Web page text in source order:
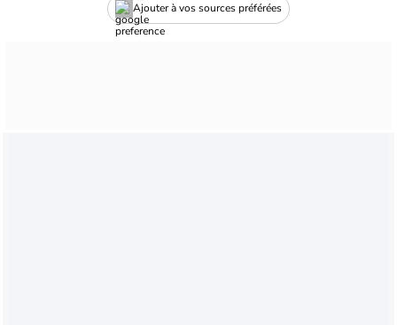
Ajouter à vos sources préférées